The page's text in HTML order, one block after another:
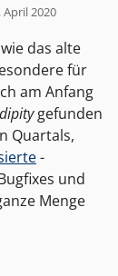
2020
das alte
für
am Anfang
gefunden
Quartals,
-
und
Menge